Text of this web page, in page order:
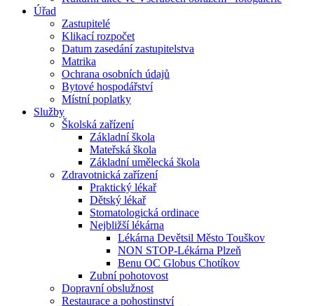
Úřad
Zastupitelé
Klikací rozpočet
Datum zasedání zastupitelstva
Matrika
Ochrana osobních údajů
Bytové hospodářství
Místní poplatky
Služby
Školská zařízení
Základní škola
Mateřská škola
Základní umělecká škola
Zdravotnická zařízení
Praktický lékař
Dětský lékař
Stomatologická ordinace
Nejbližší lékárna
Lékárna Devětsil Město Touškov
NON STOP-Lékárna Plzeň
Benu OC Globus Chotíkov
Zubní pohotovost
Dopravní obslužnost
Restaurace a pohostinství